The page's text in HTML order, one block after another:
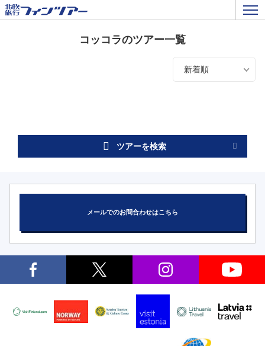
コッコラのツアー一覧
新着順
ツアーを検索
メールでのお問合わせはこちら